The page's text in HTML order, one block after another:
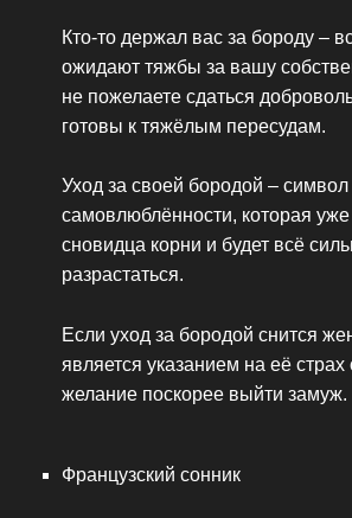
Кто-то держал вас за бороду –
ожидают тяжбы за вашу
не пожелаете сдаться
готовы к тяжёлым пересудам.
Уход за своей бородой –
самовлюблённости, которая
сновидца корни и будет всё
разрастаться.
Если уход за бородой снится
является указанием на её страх
желание поскорее выйти замуж.
Французский сонник